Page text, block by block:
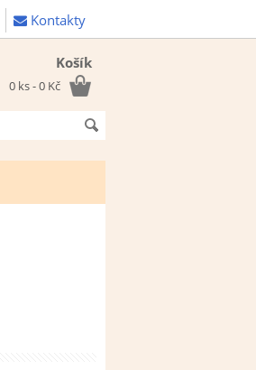
Kontakty
Košík
0 ks - 0 Kč